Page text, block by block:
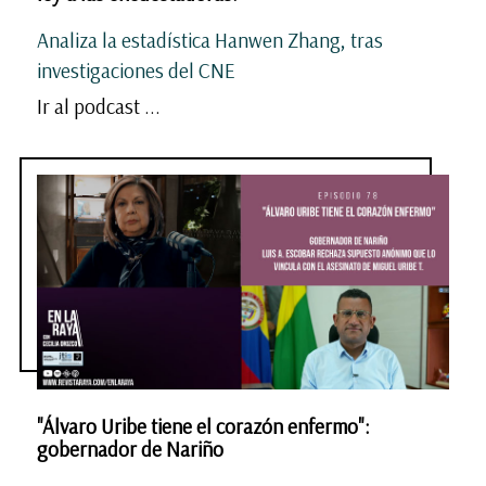
Analiza la estadística Hanwen Zhang, tras
investigaciones del CNE
Ir al podcast ...
"Álvaro Uribe tiene el corazón enfermo":
gobernador de Nariño